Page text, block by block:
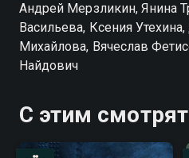
Андрей Мерзликин, Янина
Васильева, Ксения
Михайлова, Вячеслав
Найдович
С этим смотрят